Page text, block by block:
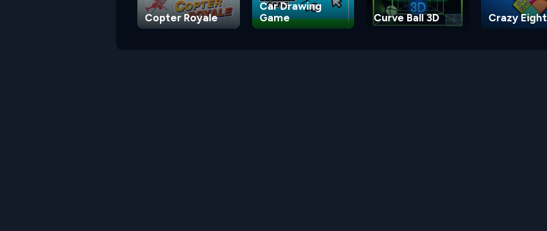
Copter Royale
Car Drawing
Game
Curve Ball 3D Crazy